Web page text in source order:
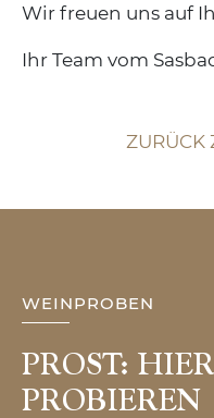
Wir freuen uns auf
Ihr Team vom
ZURÜCK
WEINPROBEN
PROST:
PROBIEREN